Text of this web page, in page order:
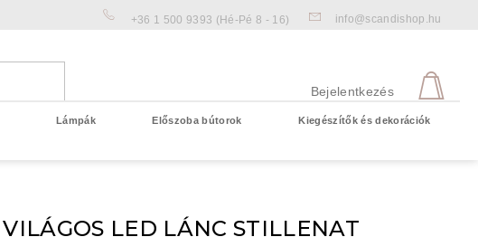
+36 1 500 9393 (Hé-Pé 8 - 16) info@scandishop.hu
Bejelentkezés
Lámpák Előszoba bútorok Kiegészítők és dekorációk
VILÁGOS LED LÁNC STILLENAT